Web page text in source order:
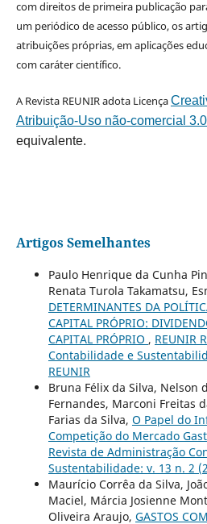
com direitos de primeira publicação
um periódico de acesso público, os
atribuições próprias, em aplicações
com caráter científico.
A Revista REUNIR adota Licença
Atribuição-Uso não-comercial
equivalente.
Artigos Semelhantes
Paulo Henrique da Cunha
Renata Turola Takamatsu,
DETERMINANTES DA
CAPITAL PRÓPRIO:
CAPITAL PRÓPRIO , REUNIR
Contabilidade e
REUNIR
Bruna Félix da Silva, Nelson
Fernandes, Marconi Freitas
Farias da Silva, O Papel do
Competição do Mercado
Revista de Administração
Sustentabilidade: v. 13 n. 2
Maurício Corrêa da Silva,
Maciel, Márcia Josienne
Oliveira Araujo, GASTOS